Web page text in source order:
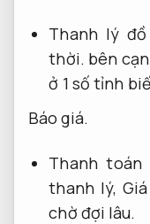
Thanh lý
thời. bên
ở 1 số tỉnh
Báo giá.
Thanh toán
thanh lý,
chờ đợi lâu.